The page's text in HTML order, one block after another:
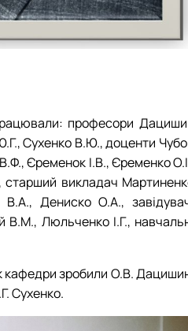
професори
Сухенко В.Ю., доценти
Єременок І.В., Єременко
викладач
Дениско О.А.,
В.М., Люльченко І.Г.,
кафедри зробили О.В.
Сухенко.